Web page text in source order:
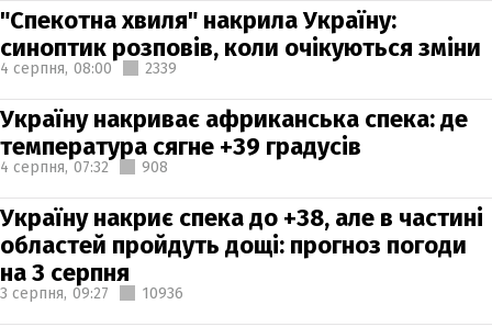
"Спекотна хвиля" накрила Україну:
синоптик розповів, коли очікуються зміни
4 серпня, 08:00 2339
Україну накриває африканська спека: де
температура сягне +39 градусів
4 серпня, 07:32 908
Україну накриє спека до +38, але в частині
областей пройдуть дощі: прогноз погоди
на 3 серпня
3 серпня, 09:27 10936